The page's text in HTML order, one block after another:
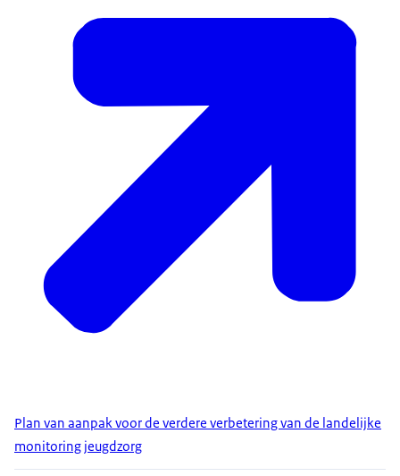
Plan van aanpak voor de verdere verbetering van de landelijke
monitoring jeugdzorg